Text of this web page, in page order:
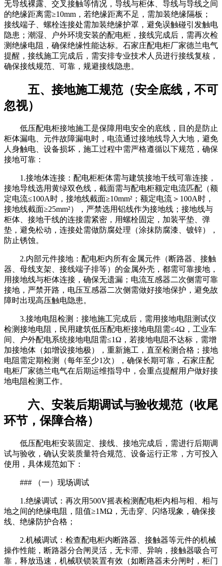
无导线裸露、交叉接触等情况，导线与柜体、导线与导线之间
的绝缘距离需≥10mm，若绝缘距离不足，需加装绝缘隔板；
接线端子、螺栓连接处需加装绝缘护罩，避免误触碰引发触电
隐患；潮湿、户外环境安装的配电柜，接线完成后，需再次检
测绝缘电阻，确保绝缘性能达标。石家庄配电柜厂家德兰电气
提醒，接线施工完成后，需安排专业技术人员进行接线复核，
确保接线规范、可靠，规避接线隐患。
五、接地施工规范（安全底线，不可
忽视）
低压配电柜接地施工是保障用电安全的底线，目的是防止
柜体漏电、元件故障漏电时，电流通过接地线导入大地，避免
人身触电、设备损坏，施工过程中需严格遵循以下规范，确保
接地可靠：
1.接地体连接：配电柜柜体需与建筑接地干线可靠连接，
接地导线选用黄绿双色线，截面需与配电柜额定电流匹配（额
定电流≤100A时，接地线截面≥10mm²；额定电流＞100A时，
接地线截面≥25mm²），严禁选用铝线作为接地线；接地线与
柜体、接地干线的连接需紧密，用螺栓固定，加装平垫、弹
垫，避免松动，连接处需做防腐处理（涂抹防腐漆、镀锌），
防止锈蚀。
2.内部元件接地：配电柜内所有金属元件（断路器、接触
器、母线支架、接线端子排等）的金属外壳，都需可靠接地，
用接地线与柜体连接，确保无遗漏；电流互感器二次侧需可靠
接地，严禁开路，电压互感器二次侧需做好接地保护，避免故
障时出现高压触电隐患。
3.接地电阻检测：接地施工完成后，需用接地电阻测试仪
检测接地电阻，民用建筑低压配电柜接地电阻需≤4Ω，工业车
间、户外配电系统接地电阻需≤1Ω，若接地电阻不达标，需增
加接地体（如增设接地极），重新施工，直至检测合格；接地
电阻需定期检测（每年至少1次），确保长期可靠，石家庄配
电柜厂家德兰电气在后期运维指导中，会重点提醒用户做好接
地电阻检测工作。
六、安装后期调试与验收规范（收尾
环节，保障合格）
低压配电柜安装固定、接线、接地完成后，需进行后期调
试与验收，确认安装质量符合规范、设备运行正常，方可投入
使用，具体规范如下：
### （一）现场调试
1.绝缘调试：再次用500V摇表检测配电柜内相与相、相与
地之间的绝缘电阻，阻值≥1MΩ，无击穿、闪络现象，确保接
线、绝缘防护合格；
2.机械调试：检查配电柜内断路器、接触器等元件的机械
操作性能，断路器分合闸灵活，无卡滞、异响，接触器吸合可
靠，释放迅速，机械联锁装置有效（如断路器未分闸时，柜门